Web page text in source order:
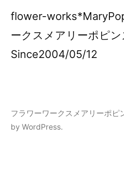
flower-
ークスメアリーポピン
Since2004/05/12
フラワーワークスメアリーポピ
by WordPress.